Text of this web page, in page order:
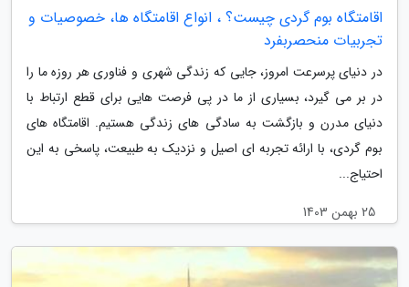
اقامتگاه بوم گردی چیست؟ ، انواع اقامتگاه ها، خصوصیات و
تجربیات منحصربفرد
در دنیای پرسرعت امروز، جایی که زندگی شهری و فناوری هر روزه ما را
در بر می گیرد، بسیاری از ما در پی فرصت هایی برای قطع ارتباط با
دنیای مدرن و بازگشت به سادگی های زندگی هستیم. اقامتگاه های
بوم گردی، با ارائه تجربه ای اصیل و نزدیک به طبیعت، پاسخی به این
احتیاج...
25 بهمن 1403